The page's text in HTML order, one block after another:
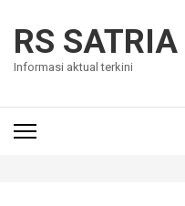
content
(Press
RS
Informasi aktual terkini